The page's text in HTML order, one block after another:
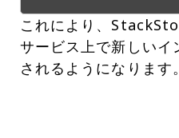
これにより、
サービス上で新しいイ
されるようになります。